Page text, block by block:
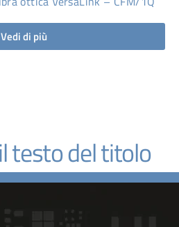
Vedi di più
testo del titolo